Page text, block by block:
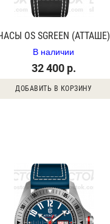
OS SGREEN (АТТАШЕ)
В наличии
32 400 р.
ДОБАВИТЬ В КОРЗИНУ